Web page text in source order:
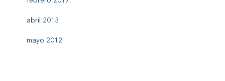
abril 2013
mayo 2012